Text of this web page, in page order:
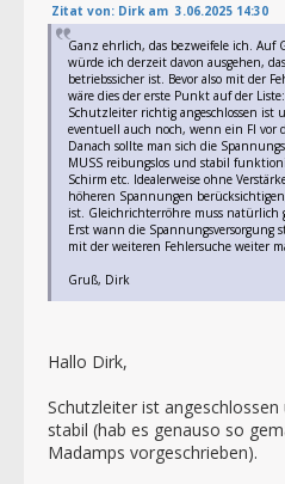
Zitat von: Dirk am 3.06.2025 14:30
Ganz ehrlich, das bezweifele ich. Auf
würde ich derzeit davon ausgehen,
betriebssicher ist. Bevor also mit der
wäre dies der erste Punkt auf der
Schutzleiter richtig angeschlossen ist
eventuell auch noch, wenn ein FI vor
Danach sollte man sich die
MUSS reibungslos und stabil
Schirm etc. Idealerweise ohne
höheren Spannungen
ist. Gleichrichterröhre muss natürlich
Erst wann die
mit der weiteren Fehlersuche weiter
Gruß, Dirk
Hallo Dirk,
Schutzleiter ist
stabil (hab es genauso so
Madamps vorgeschrieben).